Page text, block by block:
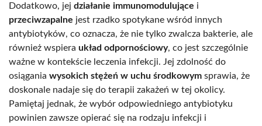
Dodatkowo, jej działanie immunomodulujące i
przeciwzapalne jest rzadko spotykane wśród innych
antybiotyków, co oznacza, że nie tylko zwalcza bakterie, ale
również wspiera układ odpornościowy, co jest szczególnie
ważne w kontekście leczenia infekcji. Jej zdolność do
osiągania wysokich stężeń w uchu środkowym sprawia, że
doskonale nadaje się do terapii zakażeń w tej okolicy.
Pamiętaj jednak, że wybór odpowiedniego antybiotyku
powinien zawsze opierać się na rodzaju infekcji i